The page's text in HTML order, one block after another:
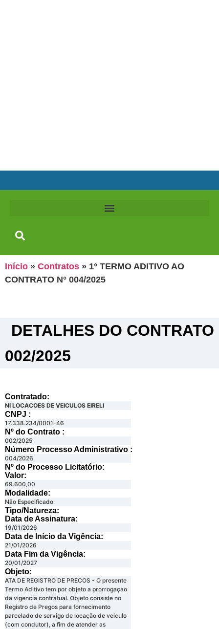
Início » Contratos » 1° TERMO ADITIVO AO
CONTRATO N° 004/2025
DETALHES DO CONTRATO​
002/2025
Contratado:
NI LOCACOES DE VEICULOS EIRELI
CNPJ :
17.338.234/0001-46
Nº do Contrato :
002/2025
Número Processo Administrativo :
004/2026
Nº do Processo Licitatório:
Valor:
69.600,00
Modalidade:
Não Especificado
Tipo/Natureza:
Data de Assinatura:
19/01/2026
Data de Início da Vigência:
21/01/2026
Data Fim da Vigência:
20/01/2027
Objeto:
ATA DE REGISTRO DE PRECOS - O presente
Termo Aditivo tem por objeto a prorrogaçao
da vigencia contratual. Objeto consiste no
Registro de Pregos para fornecimento
parcelado de servigo de locação de veiculo
(com condutor), a fim de atender as